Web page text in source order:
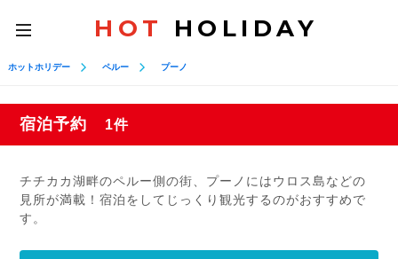
toggle
navigation
HOT HOLIDAY
ホットホリデー ペルー プーノ
宿泊予約 1件
チチカカ湖畔のペルー側の街、プーノにはウロス島などの
見所が満載！宿泊をしてじっくり観光するのがおすすめで
す。